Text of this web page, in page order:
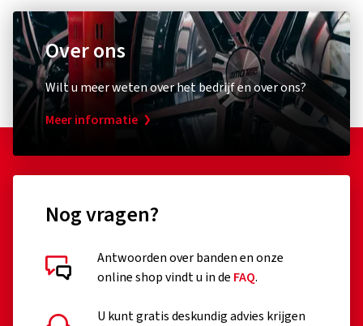
Over ons
Wilt u meer weten over het bedrijf en over ons?
Meer informatie
Nog vragen?
Antwoorden over banden en onze
online shop vindt u in de FAQ.
U kunt gratis deskundig advies krijgen